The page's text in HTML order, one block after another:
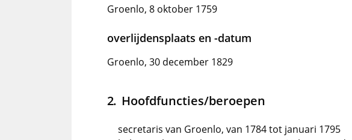
Groenlo, 8 oktober 1759
overlijdensplaats en -datum
Groenlo, 30 december 1829
Hoofdfuncties/beroepen
secretaris van Groenlo, van 1784 tot januari 1795